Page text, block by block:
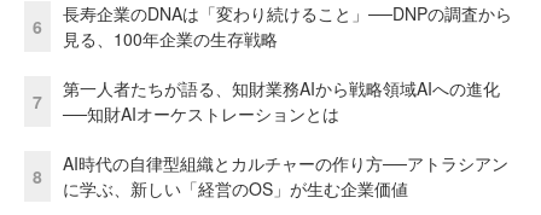
6
長寿企業のDNAは「変わり続けること」──DNPの調査から
見る、100年企業の生存戦略
7
第一人者たちが語る、知財業務AIから戦略領域AIへの進化
──知財AIオーケストレーションとは
8
AI時代の自律型組織とカルチャーの作り方──アトラシアン
に学ぶ、新しい「経営のOS」が生む企業価値